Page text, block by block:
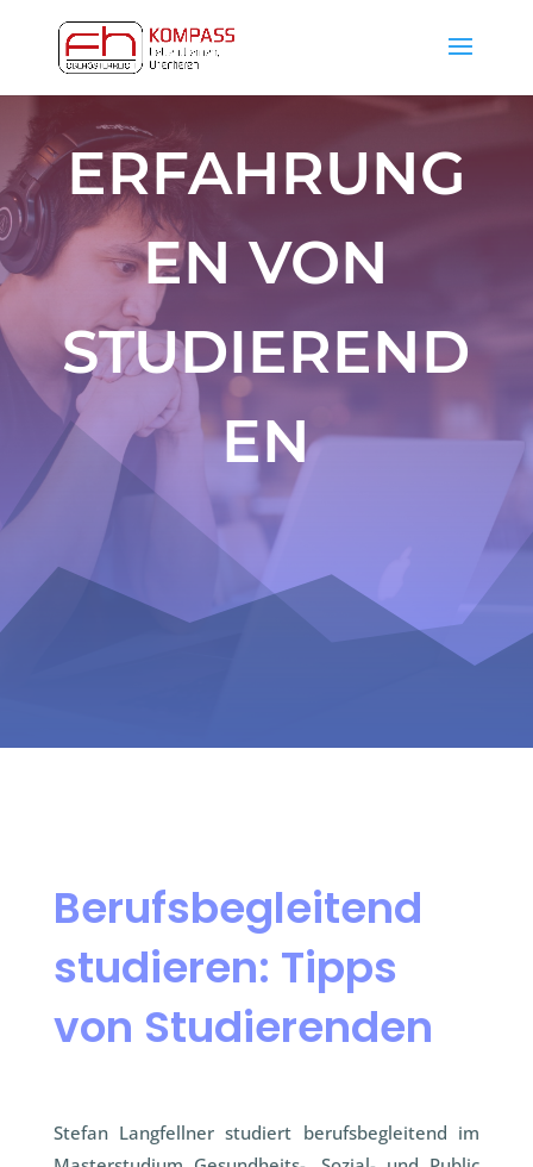
ERFAHRUNG
EN VON
STUDIEREND
EN
Berufsbegleitend
studieren: Tipps
von Studierenden
Stefan Langfellner studiert berufsbegleitend im